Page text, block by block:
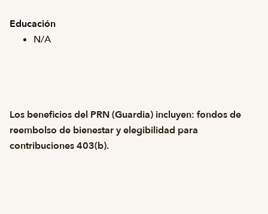
Educación
N/A
Los beneficios del PRN (Guardia) incluyen: fondos de
reembolso de bienestar y elegibilidad para
contribuciones 403(b).